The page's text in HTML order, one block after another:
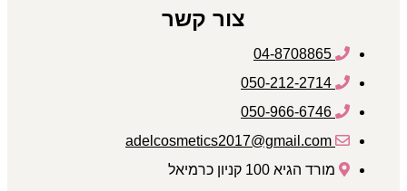
צור קשר
04-8708865
050-212-2714
050-966-6746
adelcosmetics2017@gmail.com
מורד הגיא 100 קניון כרמיאל